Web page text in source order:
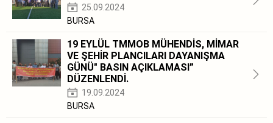
25.09.2024
BURSA
19 EYLÜL TMMOB MÜHENDİS, MİMAR
VE ŞEHİR PLANCILARI DAYANIŞMA
GÜNÜ" BASIN AÇIKLAMASI”
DÜZENLENDİ.
19.09.2024
BURSA